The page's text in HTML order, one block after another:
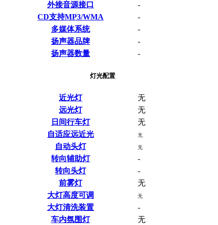
外接音源接口
-
CD支持MP3/WMA
-
多媒体系统
-
扬声器品牌
-
扬声器数量
-
灯光配置
近光灯
无
远光灯
无
日间行车灯
无
自适应远近光
无
自动头灯 无
转向辅助灯
-
转向头灯
-
前雾灯
无
大灯高度可调
无
大灯清洗装置
-
车内氛围灯
无